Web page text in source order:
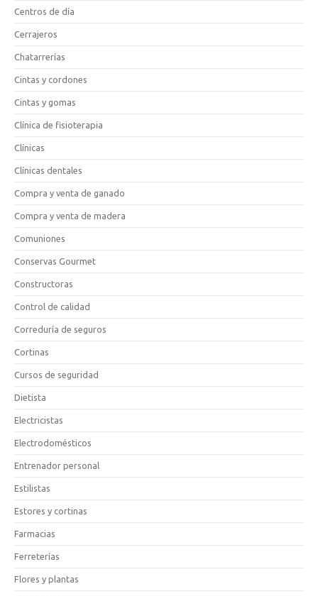
Centros de día
Cerrajeros
Chatarrerías
Cintas y cordones
Cintas y gomas
Clínica de fisioterapia
Clínicas
Clínicas dentales
Compra y venta de ganado
Compra y venta de madera
Comuniones
Conservas Gourmet
Constructoras
Control de calidad
Correduría de seguros
Cortinas
Cursos de seguridad
Dietista
Electricistas
Electrodomésticos
Entrenador personal
Estilistas
Estores y cortinas
Farmacias
Ferreterías
Flores y plantas